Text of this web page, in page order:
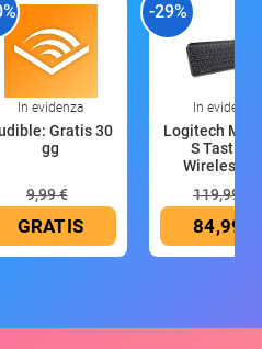
In evidenza
Gratis 30
gg
9,99 €
GRATIS
-29%
In evidenza
Logitech MX
S Tastiera
Wireless
119,99 €
84,99 €